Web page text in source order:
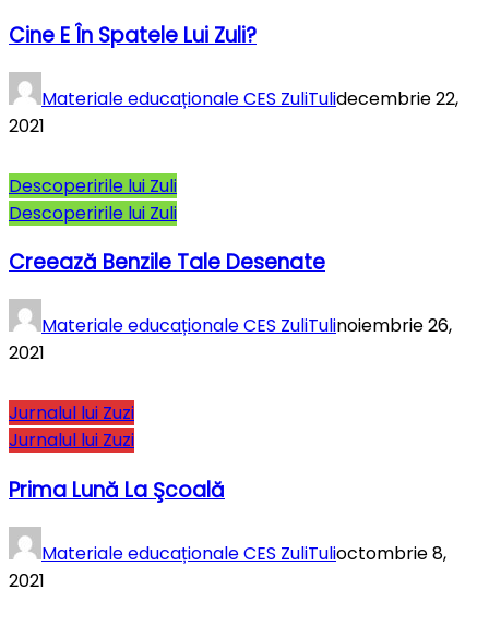
Cine E În Spatele Lui Zuli?
Materiale educaționale CES ZuliTulidecembrie 22,
2021
Descoperirile lui Zuli
Descoperirile lui Zuli
Creează Benzile Tale Desenate
Materiale educaționale CES ZuliTulinoiembrie 26,
2021
Jurnalul lui Zuzi
Jurnalul lui Zuzi
Prima Lună La Şcoală
Materiale educaționale CES ZuliTulioctombrie 8,
2021